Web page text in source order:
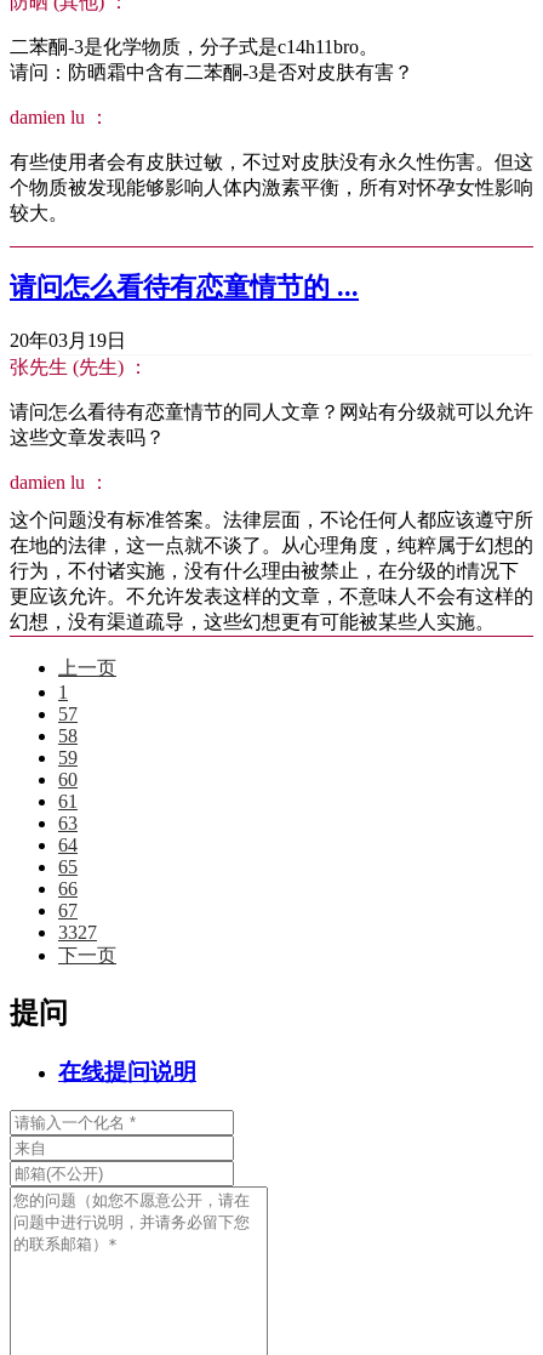
二苯酮-3是化学物质，分子式是c14h11bro。
请问：防晒霜中含有二苯酮-3是否对皮肤有害？
damien lu ：
有些使用者会有皮肤过敏，不过对皮肤没有永久性伤害。但这
个物质被发现能够影响人体内激素平衡，所有对怀孕女性影响
较大。
请问怎么看待有恋童情节的 ...
20年03月19日
张先生 (先生) ：
请问怎么看待有恋童情节的同人文章？网站有分级就可以允许
这些文章发表吗？
damien lu ：
这个问题没有标准答案。法律层面，不论任何人都应该遵守所
在地的法律，这一点就不谈了。从心理角度，纯粹属于幻想的
行为，不付诸实施，没有什么理由被禁止，在分级的i情况下
更应该允许。不允许发表这样的文章，不意味人不会有这样的
幻想，没有渠道疏导，这些幻想更有可能被某些人实施。
上一页
1
57
58
59
60
61
63
64
65
66
67
3327
下一页
提问
在线提问说明